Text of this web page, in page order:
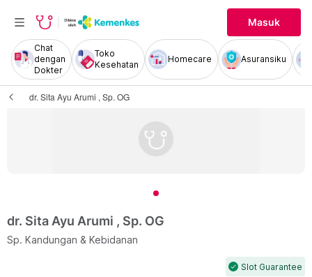
Masuk
Chat
dengan
Dokter
Toko
Kesehatan
Homecare Asuransiku
dr. Sita Ayu Arumi , Sp. OG
dr. Sita Ayu Arumi , Sp. OG
Sp. Kandungan & Kebidanan
check Slot Guarantee